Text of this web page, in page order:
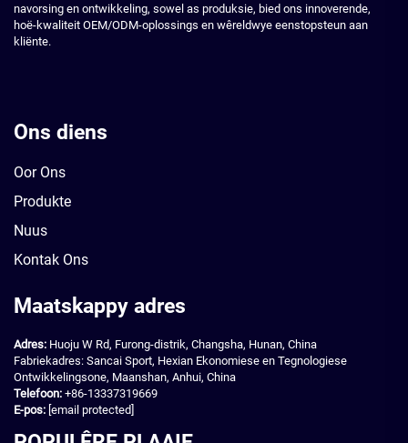
navorsing en ontwikkeling, sowel as produksie, bied ons innoverende,
hoë-kwaliteit OEM/ODM-oplossings en wêreldwye eenstopsteun aan
kliënte.
Ons diens
Oor Ons
Produkte
Nuus
Kontak Ons
Maatskappy adres
Adres: Huoju W Rd, Furong-distrik, Changsha, Hunan, China
Fabriekadres: Sancai Sport, Hexian Ekonomiese en Tegnologiese
Ontwikkelingsone, Maanshan, Anhui, China
Telefoon: +86-13337319669
E-pos: [email protected]